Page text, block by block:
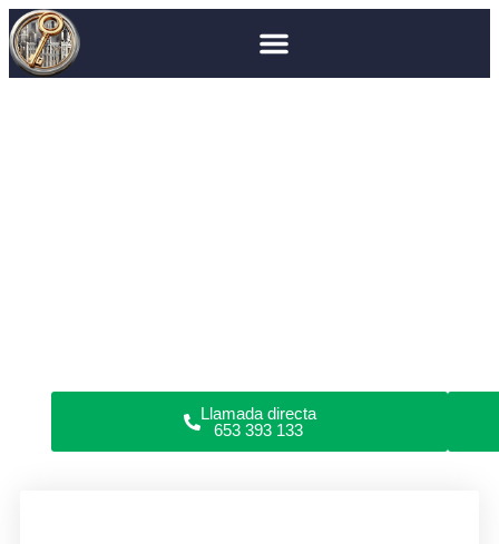
Cerrajero en Madrid
Cerrajero en
Llamada directa
653 393 133